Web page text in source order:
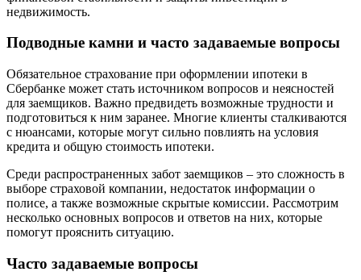
недвижимость.
Подводные камни и часто задаваемые вопросы
Обязательное страхование при оформлении ипотеки в
Сбербанке может стать источником вопросов и неясностей
для заемщиков. Важно предвидеть возможные трудности и
подготовиться к ним заранее. Многие клиенты сталкиваются
с нюансами, которые могут сильно повлиять на условия
кредита и общую стоимость ипотеки.
Среди распространенных забот заемщиков – это сложность в
выборе страховой компании, недостаток информации о
полисе, а также возможные скрытые комиссии. Рассмотрим
несколько основных вопросов и ответов на них, которые
помогут прояснить ситуацию.
Часто задаваемые вопросы